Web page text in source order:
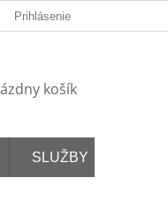
Prihlásenie
košík
SLUŽBY